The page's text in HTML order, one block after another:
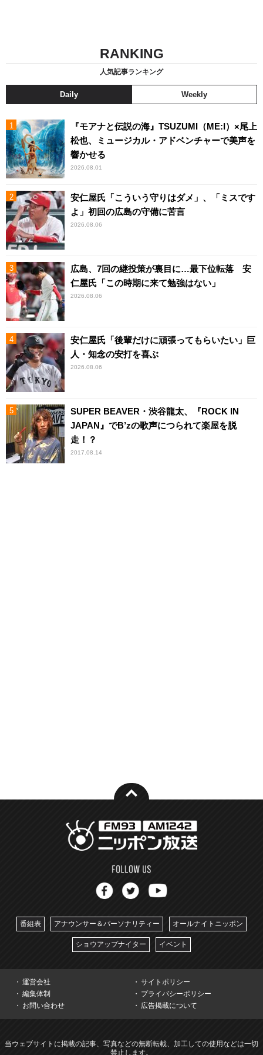
RANKING
人気記事ランキング
Daily Weekly
『モアナと伝説の海』TSUZUMI（ME:I）×尾上
松也、ミュージカル・アドベンチャーで美声を
響かせる
2026.08.01
安仁屋氏「こういう守りはダメ」、「ミスです
よ」初回の広島の守備に苦言
2026.08.06
広島、7回の継投策が裏目に…最下位転落 安
仁屋氏「この時期に来て勉強はない」
2026.08.06
安仁屋氏「後輩だけに頑張ってもらいたい」巨
人・知念の安打を喜ぶ
2026.08.06
SUPER BEAVER・渋谷龍太、『ROCK IN
JAPAN』でB’zの歌声につられて楽屋を脱
走！？
2017.08.14
番組表 アナウンサー＆パーソナリティー オールナイトニッポン
ショウアップナイター イベント
運営会社
サイトポリシー
編集体制
プライバシーポリシー
お問い合わせ
広告掲載について
当ウェブサイトに掲載の記事、写真などの無断転載、加工しての使用などは一切
禁止します。